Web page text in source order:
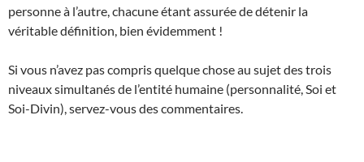
personne à l’autre, chacune étant assurée de détenir la
véritable définition, bien évidemment !
Si vous n’avez pas compris quelque chose au sujet des trois
niveaux simultanés de l’entité humaine (personnalité, Soi et
Soi-Divin), servez-vous des commentaires.